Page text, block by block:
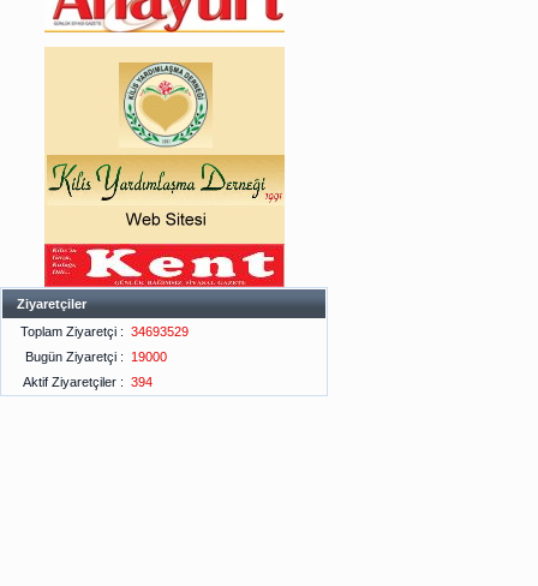
Ziyaretçiler
Toplam Ziyaretçi : 34693529
Bugün Ziyaretçi :
19000
Aktif Ziyaretçiler : 394